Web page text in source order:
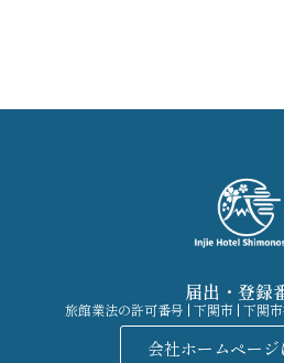
届出・登録
旅館業法の許可番号 | 下関市 | 下関
会社ホームページ